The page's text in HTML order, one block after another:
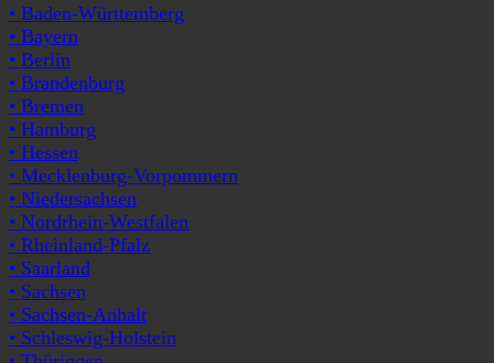
• Baden-Württemberg
• Bayern
• Berlin
• Brandenburg
• Bremen
• Hamburg
• Hessen
• Mecklenburg-Vorpommern
• Niedersachsen
• Nordrhein-Westfalen
• Rheinland-Pfalz
• Saarland
• Sachsen
• Sachsen-Anhalt
• Schleswig-Holstein